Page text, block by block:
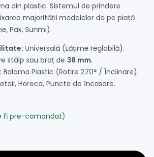
din plastic. Sistemul de prindere
majorității modelelor de pe piață
Pax, Sunmi).
Universală (Lățime reglabilă).
stâlp sau braț de 38 mm.
Balama Plastic (Rotire 270° / Înclinare).
Horeca, Puncte de încasare.
fi pre-comandat)